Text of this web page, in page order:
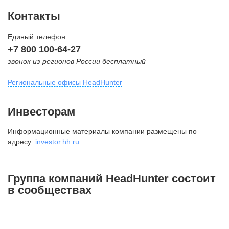
Контакты
Единый телефон
+7 800 100-64-27
звонок из регионов России бесплатный
Региональные офисы HeadHunter
внутригородская территория
Муниципальный округ Тверской,
2-я Брестская ул., д. 48,
+7 495 980-64-27
Инвесторам
Информационные материалы компании размещены по
адресу: investor.hh.ru
Группа компаний HeadHunter состоит
в сообществах